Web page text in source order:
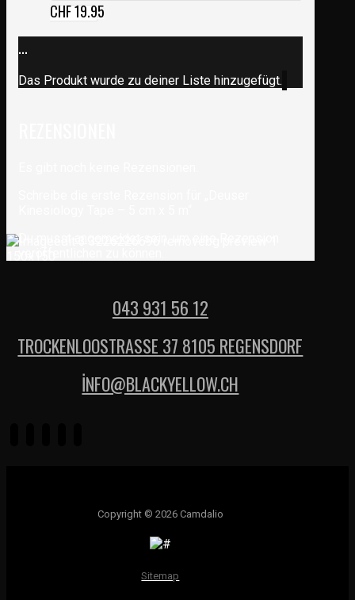
CHF19.95
...
Das Produkt wurde zu deiner Liste hinzugefügt.
Du musst
043 931 56 12
TROCKENLOOSTRASSE 37 8105 REGENSDORF
İNFO@BLACKYELLOW.CH
Copyright © 2026 Camdalio
Sitemap